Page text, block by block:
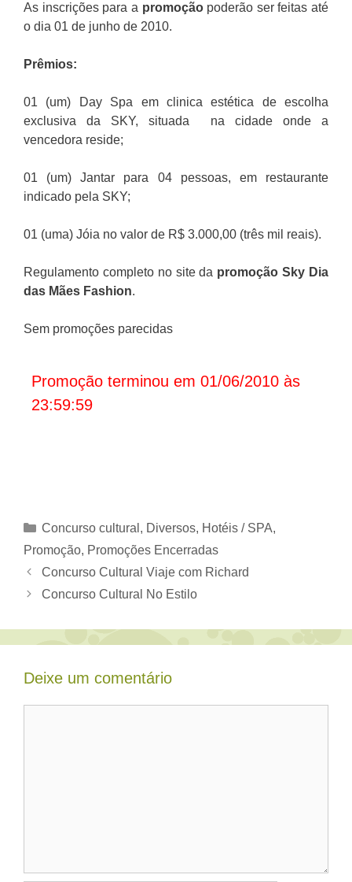
As inscrições para a promoçãopoderão ser feitas até
o dia 01 de junho de 2010.
Prêmios:
01 (um) Day Spa em clinica estética de escolha
exclusiva da SKY, situada na cidade onde a
vencedora reside;
01 (um) Jantar para 04 pessoas, em restaurante
indicado pela SKY;
01 (uma) Jóia no valor de R$ 3.000,00 (três mil reais).
Regulamento completo no site da promoção Sky Dia
das Mães Fashion.
Sem promoções parecidas
Promoção terminou em 01/06/2010 às
23:59:59
Categorias
Concurso cultural , Diversos, Hotéis / SPA,
Promoção, Promoções Encerradas
Concurso Cultural Viaje com Richard
Concurso Cultural No Estilo
Deixe um comentário